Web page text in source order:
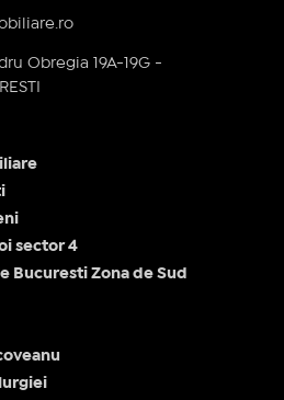
Obregia 19A-19G -
sector 4
Bucuresti Zona de Sud